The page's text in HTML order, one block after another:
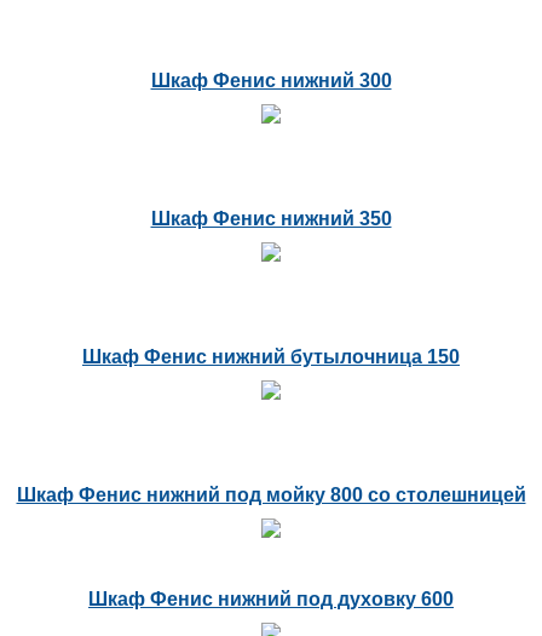
Шкаф Фенис нижний 300
Шкаф Фенис нижний 350
Шкаф Фенис нижний бутылочница 150
Шкаф Фенис нижний под мойку 800 со столешницей
Шкаф Фенис нижний под духовку 600